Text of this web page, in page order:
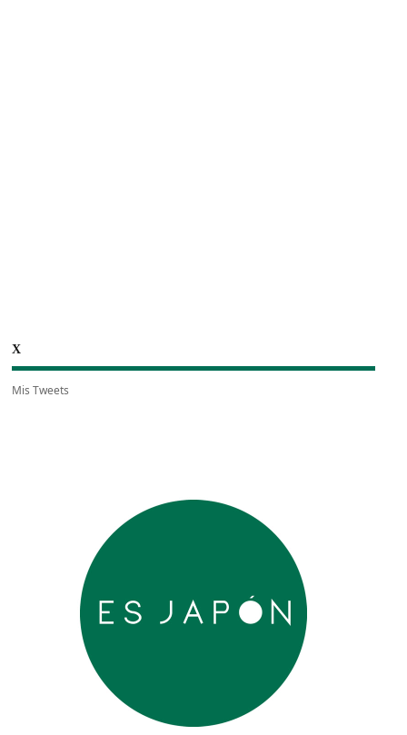
X
Mis Tweets